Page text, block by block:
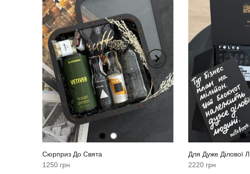
Сюрприз До Свята
1250 грн
Для Дуже Ділової
2220 грн